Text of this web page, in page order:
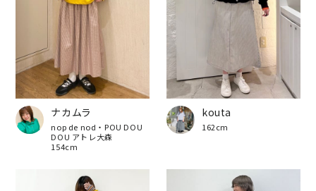
ナカムラ
nop de nod・POU DOU
DOU アトレ大森
154cm
kouta
162cm